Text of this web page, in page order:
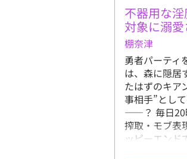
不器用な
対象に溺
棚奈津
勇者パーティ
は、森に隠居
たはずのキア
事相手”とし
――？ 毎日20
搾取・モブ表
ッピーエン